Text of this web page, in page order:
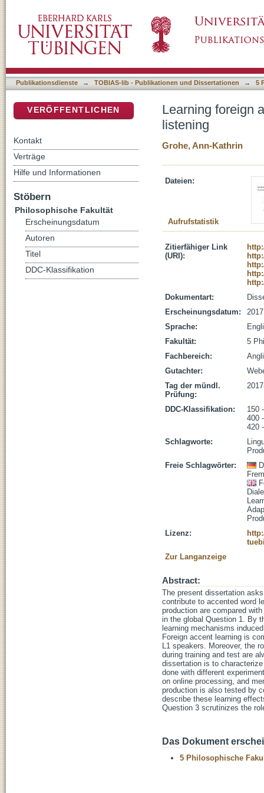
Publikationsdienste → TOBIAS-lib - Publikationen und Dissertationen → 5
Learning foreign
listening
Grohe, Ann-Kathrin
Dateien:
Aufrufstatistik
Zitierfähiger Link
(URI):
Dokumentart:
Erscheinungsdatum:
2017
Sprache:
Fakultät:
5
Fachbereich:
Gutachter:
Tag der mündl.
Prüfung:
DDC-Klassifikation:
150
400
420
Schlagworte:
Freie Schlagwörter:
Lizenz:
Zur Langanzeige
Abstract:
The present dissertation
contribute to accented word
production are compared
in the global Question 1. By
learning mechanisms
Foreign accent learning is
L1 speakers. Moreover, the
during training and test are
dissertation is to
done with different
on online processing, and
production is also tested by
describe these learning
Question 3 scrutinizes the
Das Dokument
5 Philosophische
VERÖFFENTLICHEN
Kontakt
Verträge
Hilfe und Informationen
Stöbern
Philosophische Fakultät
Erscheinungsdatum
Autoren
Titel
DDC-Klassifikation